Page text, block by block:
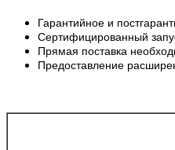
Гарантийное и
Сертифицированный
Прямая поставка
Предоставление